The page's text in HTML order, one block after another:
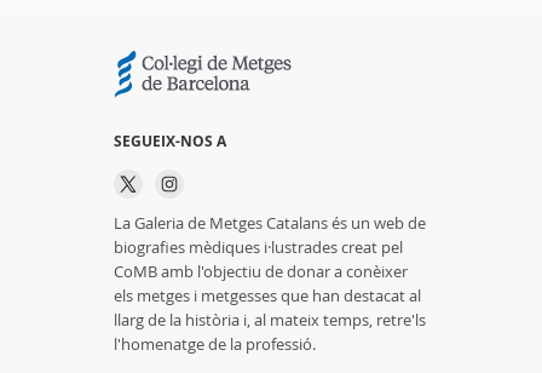
SEGUEIX-NOS A
La Galeria de Metges Catalans és un web de
biografies mèdiques i·lustrades creat pel
CoMB amb l'objectiu de donar a conèixer
els metges i metgesses que han destacat al
llarg de la història i, al mateix temps, retre'ls
l'homenatge de la professió.